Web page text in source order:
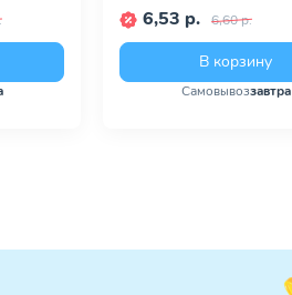
6,53 р. 6,60 р.
В корзину
Самовывоззавтра